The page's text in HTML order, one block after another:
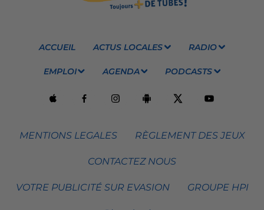
ACCUEIL ACTUS LOCALES RADIO
EMPLOI AGENDA PODCASTS
MENTIONS LEGALES RÈGLEMENT DES JEUX
CONTACTEZ NOUS
VOTRE PUBLICITÉ SUR EVASION GROUPE HPI